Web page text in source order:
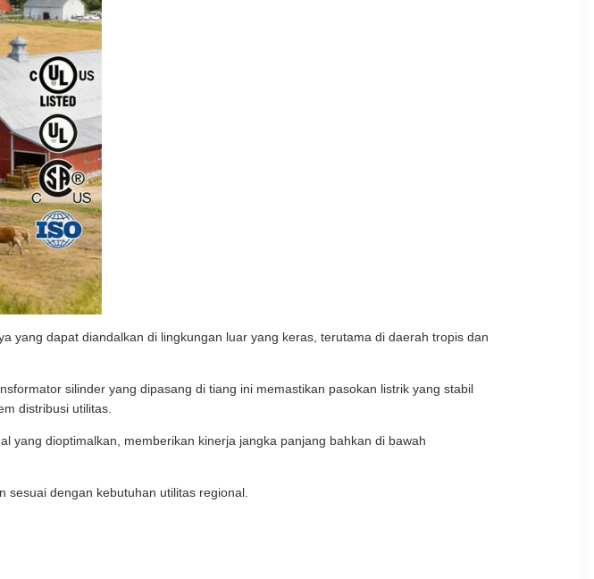
yang dapat diandalkan di lingkungan luar yang keras, terutama di daerah tropis dan
silinder yang dipasang di tiang ini memastikan pasokan listrik yang stabil
distribusi utilitas.
yang dioptimalkan, memberikan kinerja jangka panjang bahkan di bawah
dengan kebutuhan utilitas regional.